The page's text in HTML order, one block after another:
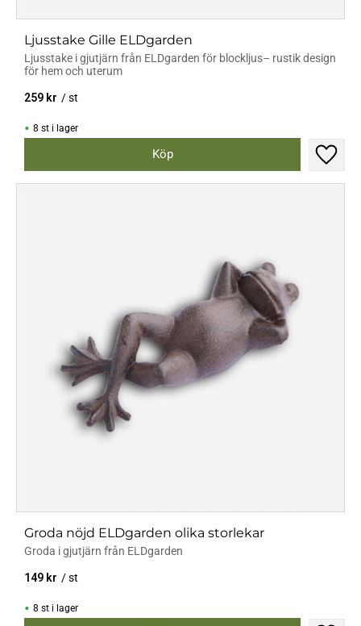
Ljusstake Gille ELDgarden
Ljusstake i gjutjärn från ELDgarden för blockljus– rustik design
för hem och uterum
259 kr /st
Lägg
8 st i lager
Groda nöjd ELDgarden olika storlekar
Groda i gjutjärn från ELDgarden
149 kr /st
8 st i lager